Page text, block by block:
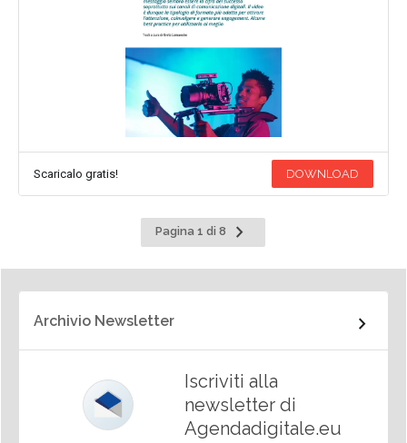
Scaricalo gratis! DOWNLOAD
Pagina 1 di 8
Pagina
successiva
Archivio Newsletter
Iscriviti alla
newsletter di
Agendadigitale.eu